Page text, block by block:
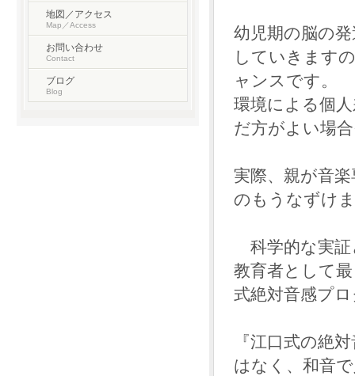
幼児期の脳の
していきます
ャンスです。
環境による個
だ方がよい場
実際、親が音
のもうなずけ
科学的な実証
教育者として
式絶対音感プ
『江口式の絶
はなく、和音
地図／アクセス
Map／Access
お問い合わせ
Contact
ブログ
Blog